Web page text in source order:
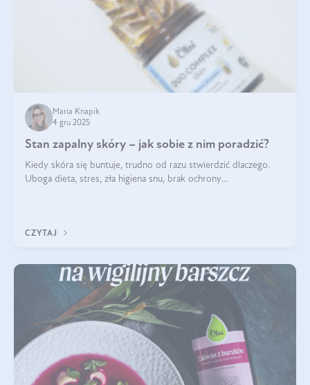
Maria Knapik
4 gru 2025
Stan zapalny skóry – jak sobie z nim poradzić?
Kiedy skóra się buntuje, trudno od razu stwierdzić dlaczego.
Uboga dieta, stres, zła higiena snu, brak ochrony
CZYTAJ